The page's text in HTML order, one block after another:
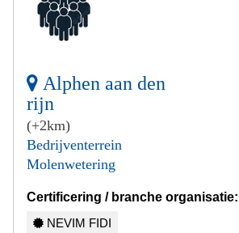
Alphen aan den
rijn
(+2km)
Bedrijventerrein
Molenwetering
Certificering / branche organisatie:
NEVIM FIDI